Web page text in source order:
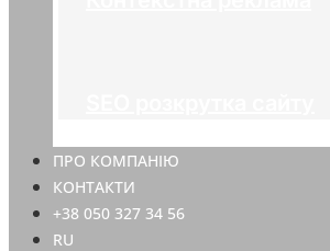
ПРО КОМПАНІЮ
КОНТАКТИ
+38 050 327 34 56
RU